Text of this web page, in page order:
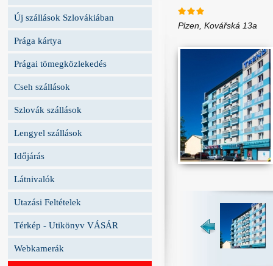
Új szállások Szlovákiában
Prága kártya
Prágai tömegközlekedés
Cseh szállások
Szlovák szállások
Lengyel szállások
Időjárás
Látnivalók
Utazási Feltételek
Térkép - Utikönyv VÁSÁR
Webkamerák
Plzen, Kovářská 13a